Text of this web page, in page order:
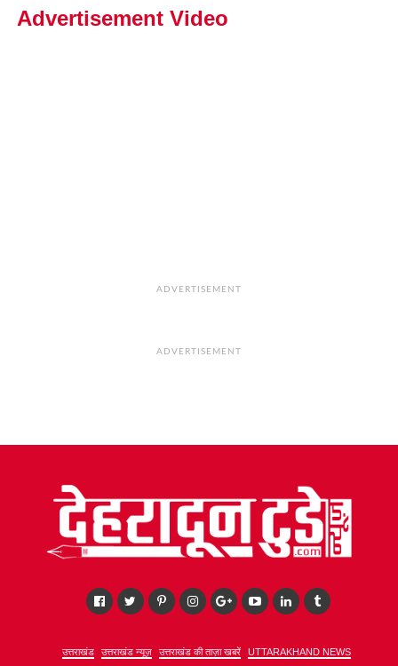
Advertisement Video
ADVERTISEMENT
ADVERTISEMENT
उत्तराखंड उत्तराखंड न्यूज़ उत्तराखंड की ताज़ा खबरें
UTTARAKHAND NEWS